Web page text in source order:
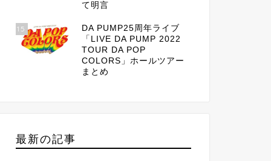
て明言
15
DA PUMP25周年ライブ
「LIVE DA PUMP 2022
TOUR DA POP
COLORS」ホールツアー
まとめ
最新の記事